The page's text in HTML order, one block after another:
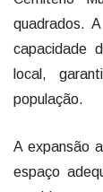
quadrados.
capacidade
local,
população.
A expansão
espaço